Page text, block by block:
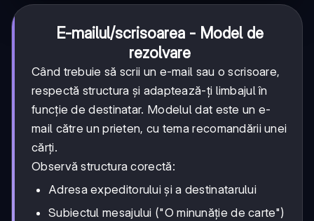
E-mailul/scrisoarea - Model de
rezolvare
Când trebuie să scrii un e-mail sau o scrisoare,
respectă structura și adaptează-ți limbajul în
funcție de destinatar. Modelul dat este un e-
mail către un prieten, cu tema recomandării unei
cărți.
Observă structura corectă:
Adresa expeditorului și a destinatarului
Subiectul mesajului ("O minunăție de carte")